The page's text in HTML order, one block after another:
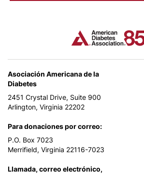
Asociación Americana de la
Diabetes
2451 Crystal Drive, Suite 900
Arlington, Virginia 22202
Para donaciones por correo:
P.O. Box 7023
Merrifield, Virginia 22116-7023
Llamada, correo electrónico,